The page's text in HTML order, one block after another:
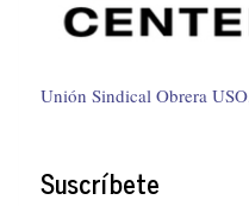
Unión Sindical Obrera
Suscríbete